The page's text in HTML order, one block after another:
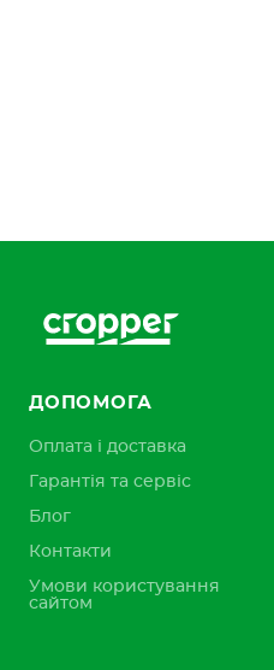
ДОПОМОГА
Оплата і доставка
Гарантія та сервіс
Блог
Контакти
Умови користування
сайтом